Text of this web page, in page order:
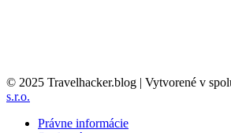
© 2025 Travelhacker.blog | Vytvorené v
s.r.o.
Právne informácie